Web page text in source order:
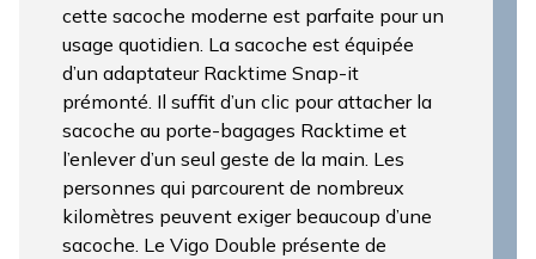
cette sacoche moderne est parfaite pour un
usage quotidien. La sacoche est équipée
d’un adaptateur Racktime Snap-it
prémonté. Il suffit d’un clic pour attacher la
sacoche au porte-bagages Racktime et
l’enlever d’un seul geste de la main. Les
personnes qui parcourent de nombreux
kilomètres peuvent exiger beaucoup d’une
sacoche. Le Vigo Double présente de